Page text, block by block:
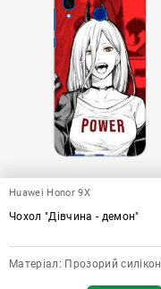
Huawei Honor 9X
Чохол "Дівчина - демон"
Матеріал: Прозорий силікон